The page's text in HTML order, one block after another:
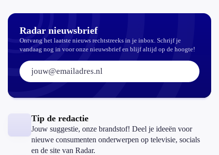
Radar nieuwsbrief
Ontvang het laatste nieuws rechtstreeks in je inbox. Schrijf je
vandaag nog in voor onze nieuwsbrief en blijf altijd op de hoogte!
E-mailadres:
Tip de redactie
Jouw suggestie, onze brandstof! Deel je ideeën voor
nieuwe consumenten onderwerpen op televisie, socials
en de site van Radar.